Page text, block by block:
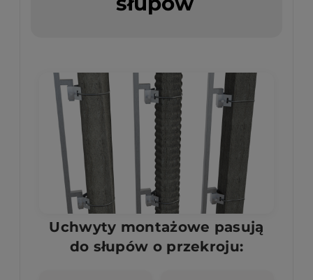
Uchwyty montażowe pasują
do słupów o przekroju: